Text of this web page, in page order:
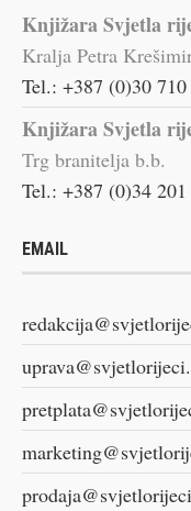
Knjižara Svjetla
Kralja Petra
Tel.: +387 (0)30
Knjižara Svjetla
Trg branitelja b.b.
Tel.: +387 (0)34 201
EMAIL